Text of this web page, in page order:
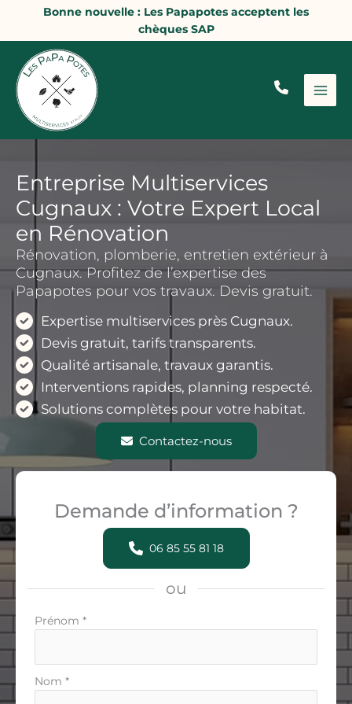
contenu
Bonne nouvelle : Les Papapotes acceptent les
chèques SAP
Entreprise Multiservices
Cugnaux : Votre Expert Local
en Rénovation
Rénovation, plomberie, entretien extérieur à
Cugnaux. Profitez de l’expertise des
Papapotes pour vos travaux. Devis gratuit.
Expertise multiservices près Cugnaux.
Devis gratuit, tarifs transparents.
Qualité artisanale, travaux garantis.
Interventions rapides, planning respecté.
Solutions complètes pour votre habitat.
Contactez-nous
Demande d’information ?
06 85 55 81 18
ou
Formulaire
Prénom *
Nom *